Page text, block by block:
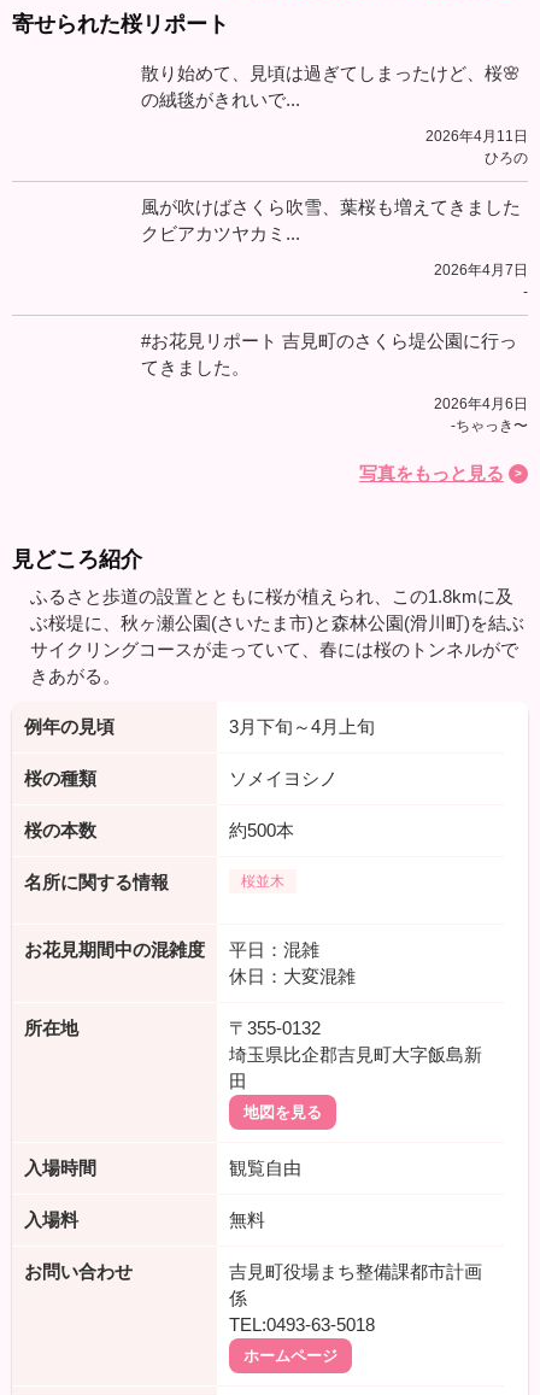
寄せられた桜リポート
散り始めて、見頃は過ぎてしまったけど、桜🌸
の絨毯がきれいで...
2026年4月11日
ひろの
風が吹けばさくら吹雪、葉桜も増えてきました
クビアカツヤカミ...
2026年4月7日
-
#お花見リポート 吉見町のさくら堤公園に行っ
てきました。
2026年4月6日
-ちゃっき〜
写真をもっと見る
見どころ紹介
ふるさと歩道の設置とともに桜が植えられ、この1.8kmに及
ぶ桜堤に、秋ヶ瀬公園(さいたま市)と森林公園(滑川町)を結ぶ
サイクリングコースが走っていて、春には桜のトンネルがで
きあがる。
例年の見頃 3月下旬～4月上旬
桜の種類 ソメイヨシノ
桜の本数 約500本
名所に関する情報 桜並木
お花見期間中の混雑度
平日：混雑
休日：大変混雑
所在地
〒355-0132
埼玉県比企郡吉見町大字飯島新
田
地図を見る
入場時間 観覧自由
入場料 無料
お問い合わせ
吉見町役場まち整備課都市計画
係
TEL:0493-63-5018
ホームページ